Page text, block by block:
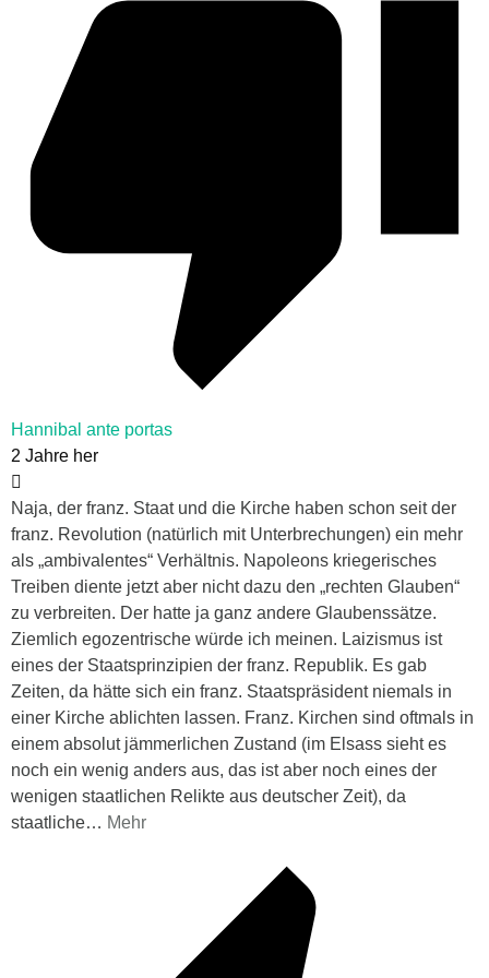
Hannibal ante portas
2 Jahre her
Naja, der franz. Staat und die Kirche haben schon seit der
franz. Revolution (natürlich mit Unterbrechungen) ein mehr
als „ambivalentes“ Verhältnis. Napoleons kriegerisches
Treiben diente jetzt aber nicht dazu den „rechten Glauben“
zu verbreiten. Der hatte ja ganz andere Glaubenssätze.
Ziemlich egozentrische würde ich meinen. Laizismus ist
eines der Staatsprinzipien der franz. Republik. Es gab
Zeiten, da hätte sich ein franz. Staatspräsident niemals in
einer Kirche ablichten lassen. Franz. Kirchen sind oftmals in
einem absolut jämmerlichen Zustand (im Elsass sieht es
noch ein wenig anders aus, das ist aber noch eines der
wenigen staatlichen Relikte aus deutscher Zeit), da
staatliche… Mehr